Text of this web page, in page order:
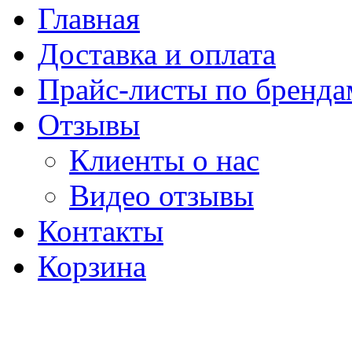
Главная
Доставка и оплата
Прайс-листы по
Отзывы
Клиенты о нас
Видео отзывы
Контакты
Корзина